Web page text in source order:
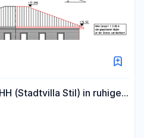
(Stadtvilla Stil) in ruhiger
in 21680 Stade)